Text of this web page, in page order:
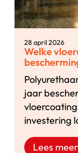
28 april 2026
Welke
jaar
investering
Lees meer